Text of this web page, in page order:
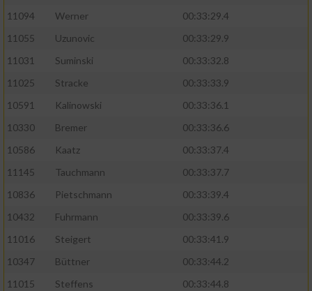
11094
Werner
00:33:29.4
11055
Uzunovic
00:33:29.9
11031
Suminski
00:33:32.8
11025
Stracke
00:33:33.9
10591
Kalinowski
00:33:36.1
10330
Bremer
00:33:36.6
10586
Kaatz
00:33:37.4
11145
Tauchmann
00:33:37.7
10836
Pietschmann
00:33:39.4
10432
Fuhrmann
00:33:39.6
11016
Steigert
00:33:41.9
10347
Büttner
00:33:44.2
11015
Steffens
00:33:44.8